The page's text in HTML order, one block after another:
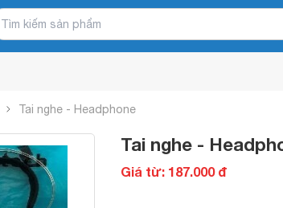
Tai nghe - Headphone
Tai nghe -
Giá từ: 187.000 đ